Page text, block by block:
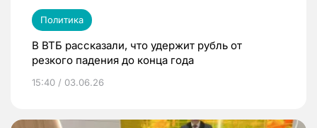
Политика
В ВТБ рассказали, что удержит рубль от
резкого падения до конца года
15:40 / 03.06.26